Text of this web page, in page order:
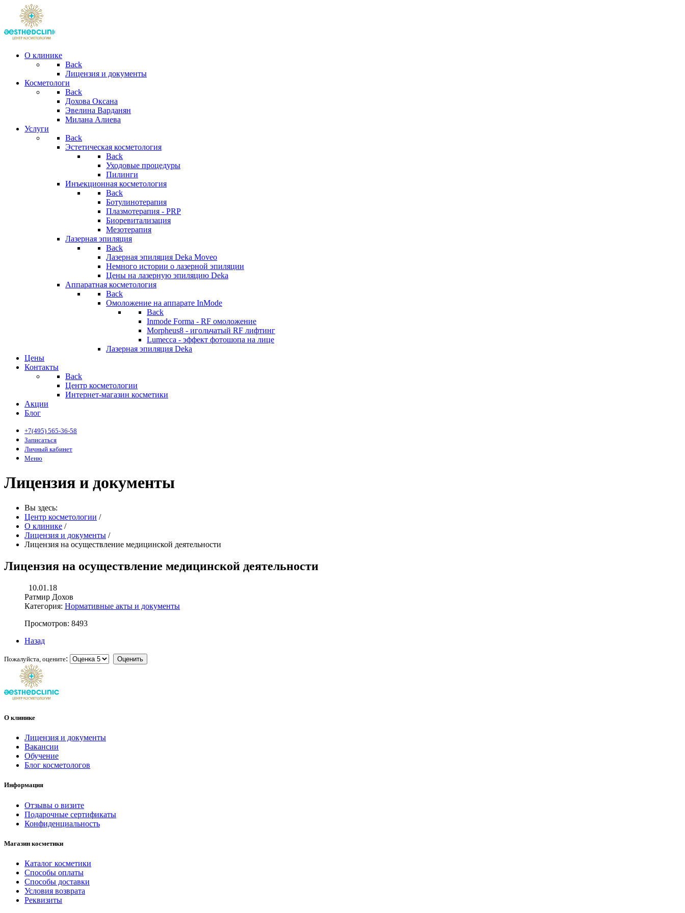
О клинике
Back
Лицензия и документы
Косметологи
Back
Дохова Оксана
Эвелина Варданян
Милана Алиева
Услуги
Back
Эстетическая косметология
Back
Уходовые процедуры
Пилинги
Инъекционная косметология
Back
Ботулинотерапия
Плазмотерапия - PRP
Биоревитализация
Мезотерапия
Лазерная эпиляция
Back
Лазерная эпиляция Deka Moveo
Немного истории о лазерной эпиляции
Цены на лазерную эпиляцию Deka
Аппаратная косметология
Back
Омоложение на аппарате InMode
Back
Inmode Forma - RF омоложение
Morpheus8 - игольчатый RF лифтинг
Lumecca - эффект фотошопа на лице
Лазерная эпиляция Deka
Цены
Контакты
Back
Центр косметологии
Интернет-магазин косметики
Акции
Блог
+7(495) 565-36-58
Записаться
Личный кабинет
Меню
Лицензия и документы
Вы здесь:
Центр косметологии /
О клинике /
Лицензия и документы /
Лицензия на осуществление медицинской деятельности
Лицензия на осуществление медицинской деятельности
10.01.18
Ратмир Дохов
Категория: Нормативные акты и документы
Просмотров: 8493
Назад
Пожалуйста, оцените:
О клинике
Лицензия и документы
Вакансии
Обучение
Блог косметологов
Информация
Отзывы о визите
Подарочные сертификаты
Конфиденциальность
Магазин косметики
Каталог косметики
Способы оплаты
Способы доставки
Условия возврата
Реквизиты